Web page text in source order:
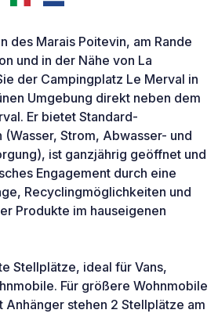
des Marais Poitevin, am Rande
und in der Nähe von La
der Campingplatz Le Merval in
Umgebung direkt neben dem
Er bietet Standard-
Strom, Abwasser- und
ist ganzjährig geöffnet und
Engagement durch eine
Recyclingmöglichkeiten und
Produkte im hauseigenen
Stellplätze, ideal für Vans,
Für größere Wohnmobile
Anhänger stehen 2 Stellplätze am